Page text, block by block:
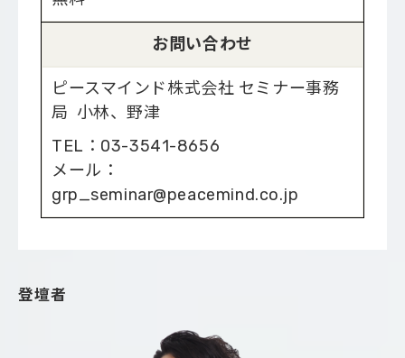
お問い合わせ
ピースマインド株式会社 セミナー事務
局 小林、野津
TEL：03-3541-8656
メール：
grp_seminar@peacemind.co.jp
登壇者